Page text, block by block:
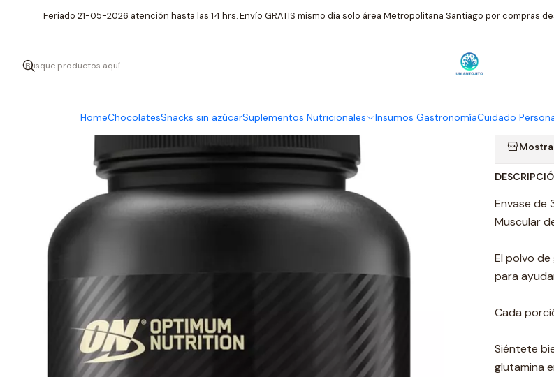
HomeChocolatesSnacks sin azúcarSuplementos Nutricionales Insumos GastronomíaCuidado
Feriado 21-05-2026 atención hasta las 14 hrs. Envío GRATIS mismo día solo área Metropolitana Santiago por compras
Inicio Suplementos Nutricionales On - Optimun Nutrition Glutamina En
Envase de
Muscular
El polvo
para
Cada
Siéntete
glutamina